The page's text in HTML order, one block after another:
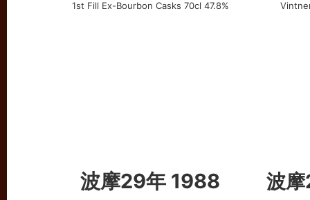
波摩29年 1988
波